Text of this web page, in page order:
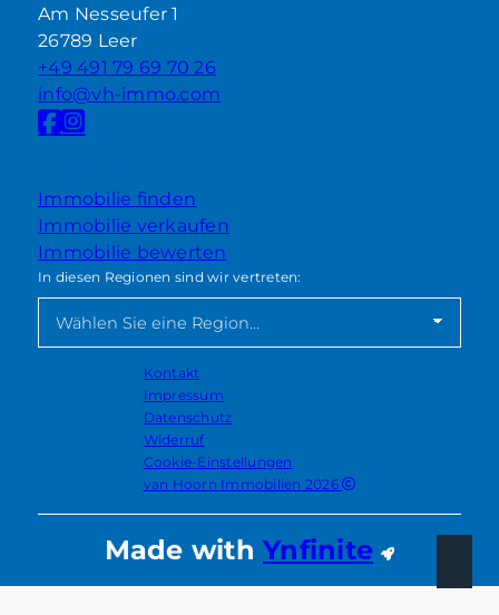
Am Nesseufer 1
26789 Leer
+49 491 79 69 70 26
info@vh-immo.com
In diesen Regionen sind wir vertreten:
Immobilie finden
Immobilie verkaufen
Immobilie bewerten
Kontakt
Impressum
Datenschutz
Widerruf
Cookie-Einstellungen
van Hoorn Immobilien 2026
Made with Ynfinite